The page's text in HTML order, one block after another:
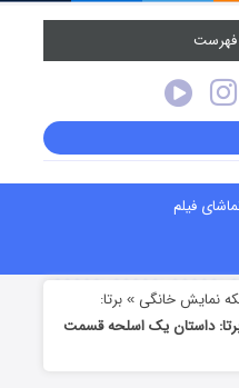
فیلم
نمایش خانگی »برتا:
برتا: داستان یک اسلحه قسمت